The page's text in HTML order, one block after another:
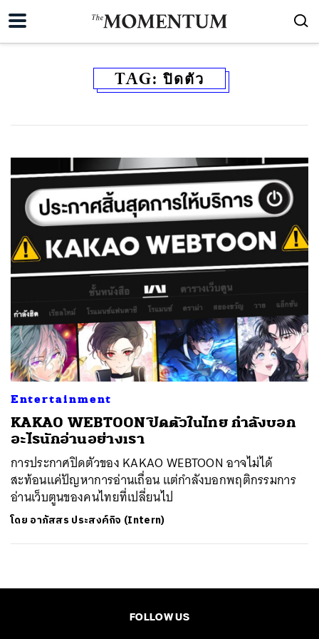
TAG: ปิดตัว
Entertainment
KAKAO WEBTOON ปิดตัวในไทย กำลังบอก
อะไรนักอ่านอย่างเรา
การประกาศปิดตัวของ KAKAO WEBTOON อาจไม่ได้
สะท้อนแค่ปัญหาการอ่านเถื่อน แต่กำลังบอกพฤติกรรมการ
อ่านเว็บตูนของคนไทยที่เปลี่ยนไป
โดย อาภัสสร ประสงค์กิจ (Intern)
FOLLOW US
ค้นหา
SHARE TWEET LINE EMAIL